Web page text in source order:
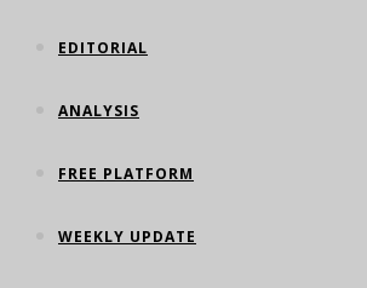
EDITORIAL
ANALYSIS
FREE PLATFORM
WEEKLY UPDATE